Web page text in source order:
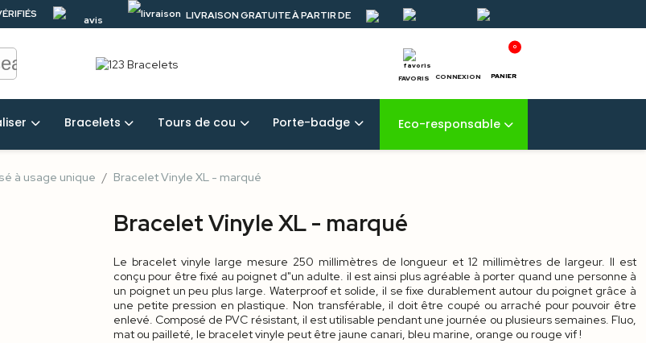
LIVRAISON GRATUITE À PARTIR DE
FAVORIS CONNEXION PANIER
0
Bracelets Tours de cou Porte-badge Eco-responsable
à usage unique Bracelet Vinyle XL - marqué
Bracelet Vinyle XL - marqué
Le bracelet vinyle large mesure 250 millimètres de longueur et 12 millimètres de largeur. Il est
conçu pour être fixé au poignet d"un adulte. il est ainsi plus agréable à porter quand une personne à
un poignet un peu plus large. Waterproof et solide, il se fixe durablement autour du poignet grâce à
une petite pression en plastique. Non transférable, il doit être coupé ou arraché pour pouvoir être
enlevé. Composé de PVC résistant, il est utilisable pendant une journée ou plusieurs semaines. Fluo,
mat ou pailleté, le bracelet vinyle peut être jaune canari, bleu marine, orange ou rouge vif !